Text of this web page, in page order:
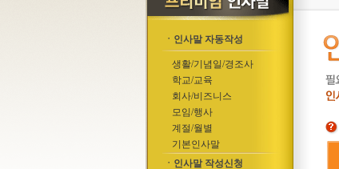
ㆍ인사말 자동작성
생활/기념일/경조사
학교/교육
회사/비즈니스
모임/행사
계절/월별
기본인사말
ㆍ인사말 작성신청